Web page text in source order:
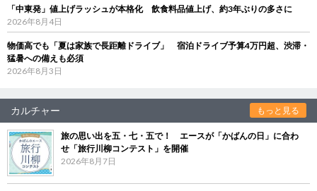
「中東発」値上げラッシュが本格化 飲食料品値上げ、約3年ぶりの多さに
2026年8月4日
物価高でも「夏は家族で長距離ドライブ」 宿泊ドライブ予算4万円超、渋滞・
猛暑への備えも必須
2026年8月3日
カルチャー もっと見る
旅の思い出を五・七・五で！ エースが「かばんの日」に合わ
せ「旅行川柳コンテスト」を開催
2026年8月7日